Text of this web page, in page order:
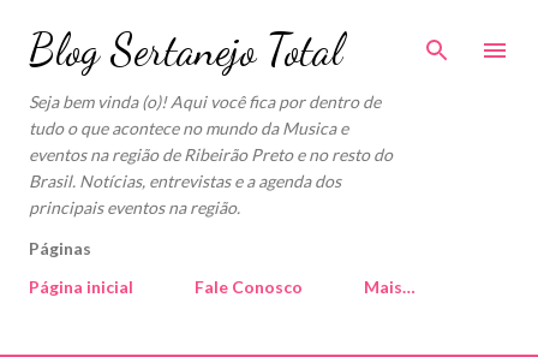
Pular para o conteúdo principal
Blog Sertanejo Total
Seja bem vinda (o)! Aqui você fica por dentro de
tudo o que acontece no mundo da Musica e
eventos na região de Ribeirão Preto e no resto do
Brasil. Notícias, entrevistas e a agenda dos
principais eventos na região.
Páginas
Página inicial
Fale Conosco Mais…